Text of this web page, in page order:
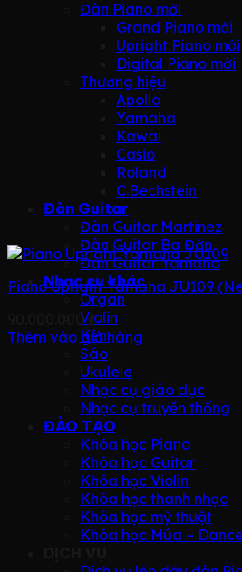
Đàn Piano mới
Grand Piano mới
Upright Piano mới
Digital Piano mới
Thương hiệu
Apollo
Yamaha
Kawai
Casio
Roland
C.Bechstein
Đàn Guitar
Đàn Guitar Martinez
Đàn Guitar Ba Đờn
Đàn Guitar Yamaha
Nhạc cụ khác
Organ
Violin
Kèn
Sáo
Ukulele
Nhạc cụ giáo dục
Nhạc cụ truyền thống
ĐÀO TẠO
Khóa học Piano
Khóa học Guitar
Khóa học Violin
Khóa học thanh nhạc
Khóa học mỹ thuật
Khóa học Múa –
Piano Upright Yamaha JU109
90.000.000₫
Thêm vào giỏ hàng